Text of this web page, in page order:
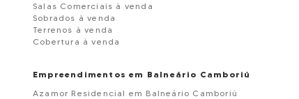
Salas Comerciais à venda
Sobrados à venda
Terrenos à venda
Cobertura à venda
Empreendimentos em Balneário Camboriú
Azamor Residencial em Balneário Camboriú